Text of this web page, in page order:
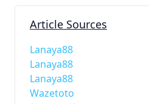
Article Sources
Lanaya88
Lanaya88
Lanaya88
Wazetoto